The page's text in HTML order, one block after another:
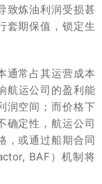
致炼油利润受损甚
套期保值，锁定生
通常占其运营成本
航运公司的盈利能
润空间；而价格下
确定性，航运公司
，或通过船期合同
BAF）机制将